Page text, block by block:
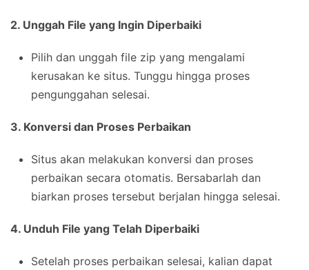
2. Unggah File yang Ingin Diperbaiki
Pilih dan unggah file zip yang mengalami
kerusakan ke situs. Tunggu hingga proses
pengunggahan selesai.
3. Konversi dan Proses Perbaikan
Situs akan melakukan konversi dan proses
perbaikan secara otomatis. Bersabarlah dan
biarkan proses tersebut berjalan hingga selesai.
4. Unduh File yang Telah Diperbaiki
Setelah proses perbaikan selesai, kalian dapat